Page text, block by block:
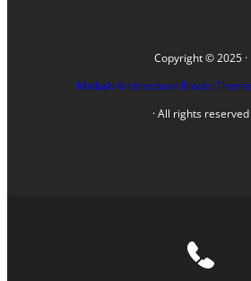
Copyright © 2025 ·
Misbah Architecture Blocks Theme
· All rights reserved